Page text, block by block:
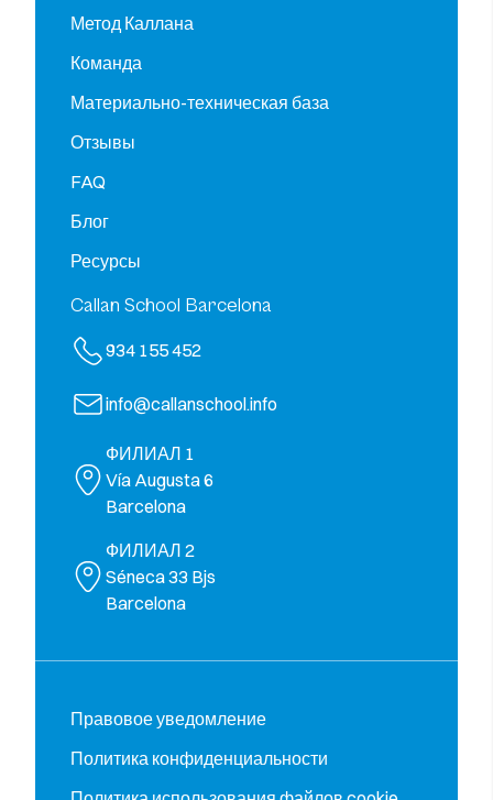
Метод Каллана
Команда
Материально-техническая база
Отзывы
FAQ
Блог
Ресурсы
Callan School Barcelona
934 155 452
info@callanschool.info
ФИЛИАЛ 1
Vía Augusta 6
Barcelona
ФИЛИАЛ 2
Séneca 33 Bjs
Barcelona
Правовое уведомление
Политика конфиденциальности